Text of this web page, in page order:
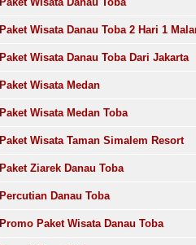
Paket Wisata Danau Toba 2 Hari 1
Paket Wisata Danau Toba Dari Jakarta
Paket Wisata Medan
Paket Wisata Medan Toba
Paket Wisata Taman Simalem Resort
Paket Ziarek Danau Toba
Percutian Danau Toba
Promo Paket Wisata Danau Toba